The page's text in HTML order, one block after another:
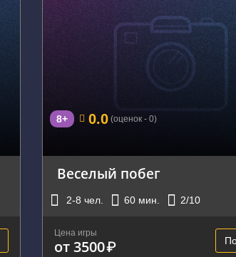
г. Екатеринбург, улица Бажова, 68
8+ 0.0 (оценок - 0)
Веселый побег
2-8 чел. 60 мин. 2/10
Цена игры
от 3500₽